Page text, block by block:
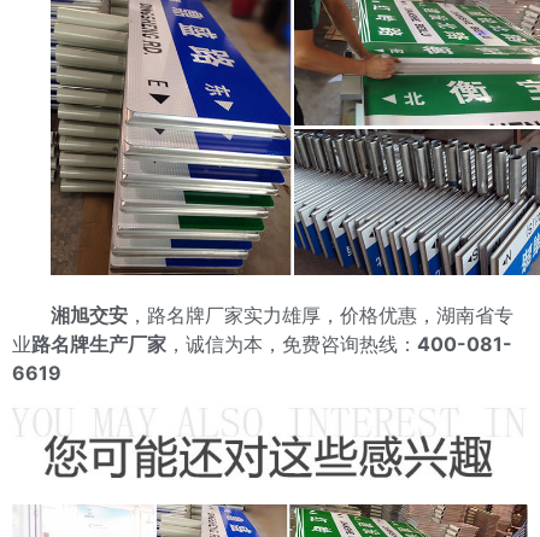
湘旭交安 ，路名牌厂家实力雄厚，价格优惠，湖南省专
业路名牌生产厂家 ，诚信为本，免费咨询热线： 400-081-
6619